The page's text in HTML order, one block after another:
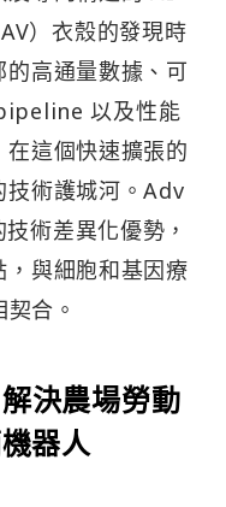
）衣殼的發現時
高通量數據、可
以及性能
這個快速擴張的
技術護城河。Adv
術差異化優勢，
與細胞和基因療
合。
決農場勞動
器人